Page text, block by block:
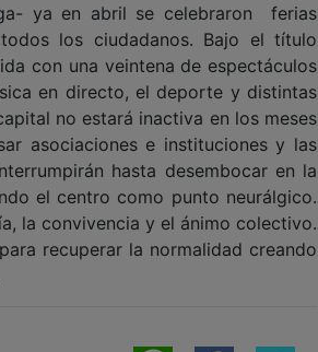
ya en abril se celebraron ferias
los ciudadanos. Bajo el título
con una veintena de espectáculos
en directo, el deporte y distintas
no estará inactiva en los meses
asociaciones e instituciones y las
hasta desembocar en la
el centro como punto neurálgico.
la convivencia y el ánimo colectivo.
recuperar la normalidad creando